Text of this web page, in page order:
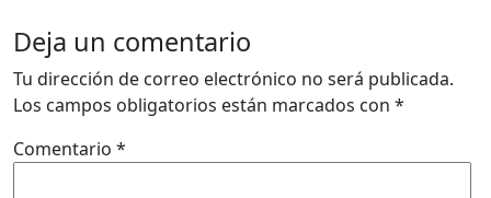
Deja un comentario
Tu dirección de correo electrónico no será publicada.
Los campos obligatorios están marcados con *
Comentario *